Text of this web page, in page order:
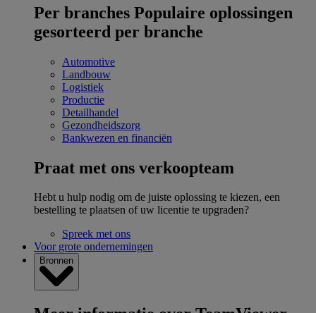
Per branches Populaire oplossingen
gesorteerd per branche
Automotive
Landbouw
Logistiek
Productie
Detailhandel
Gezondheidszorg
Bankwezen en financiën
Praat met ons verkoopteam
Hebt u hulp nodig om de juiste oplossing te kiezen, een
bestelling te plaatsen of uw licentie te upgraden?
Spreek met ons
Voor grote ondernemingen
Bronnen